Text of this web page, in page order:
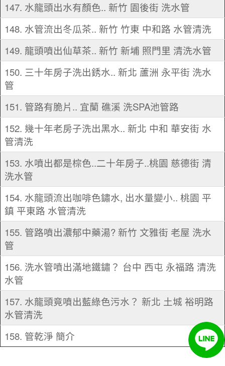
147. 水龍頭出水有顏色.. 新竹 園後街 洗水管
148. 水管流出冬瓜茶.. 新竹 竹東 中和路 水管清洗
149. 龍頭噴出仙草茶.. 新竹 新埔 照門里 清洗水管
150. 三十年房子洗出銹水.. 新北 蘆洲 永平街 洗水
管
151. 管路有脆片.. 宜蘭 礁溪 洗SPA池管路
152. 幾十年老房子洗出黑水.. 新北 中和 華安街 水
管清洗
153. 水噴出都是棕色..二十年房子..桃園 慈德街 清
洗水管
154. 水龍頭流出咖啡色鏽水, 出水量變小.. 桃園 平
鎮 平東路 水管清洗
155. 管路噴出濃郁中藥湯? 新竹 文雅街 老屋 洗水
管
156. 洗水管噴出滿地鐵鏽？ 台中 西屯 永福路 清洗
水管
157. 水龍頭竟噴出藍綠色污水？ 新北 土城 裕明路
水管清洗
158. 管乾淨 簡介